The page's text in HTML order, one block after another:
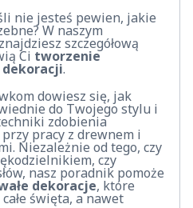
nie jesteś pewien, jakie
W naszym
szczegółową
Ci tworzenie
dekoracji.
dowiesz się, jak
do Twojego stylu i
zdobienia
pracy z drewnem i
Niezależnie od tego, czy
czy
nasz poradnik pomoże
dekoracje, które
święta, a nawet